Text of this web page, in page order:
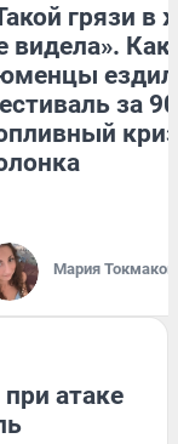
грязи в
видела». Как
за
Мария
атаке